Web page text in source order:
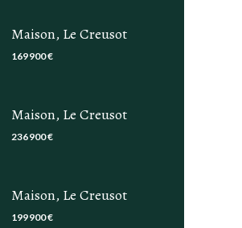
Maison, Le Creusot
169 900 €
Maison, Le Creusot
236 900 €
Maison, Le Creusot
199 900 €